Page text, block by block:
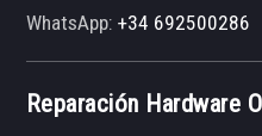
WhatsApp:+34 692500286
Reparación Hardware